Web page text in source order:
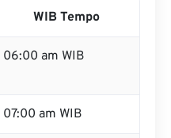
WIB Tempo
06:00 am WIB
07:00 am WIB